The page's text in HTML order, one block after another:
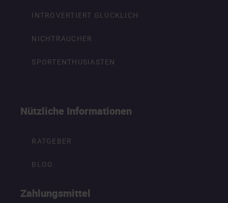
INTROVERTIERT GLÜCKLICH
NICHTRAUCHER
SPORTENTHUSIASTEN
Nützliche Informationen
RATGEBER
BLOG
Zahlungsmittel